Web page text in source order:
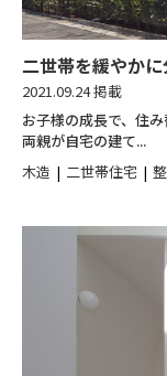
二世帯を緩やか
2021.09.24 掲載
お子様の成長で、住
両親が自宅の建て...
木造
二世帯住宅